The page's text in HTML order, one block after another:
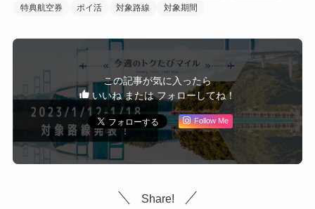
特典航空券
ポイ活 対象路線 対象期間
この記事が気に入ったら
いいね または フォローしてね！
Follow Me
Share!